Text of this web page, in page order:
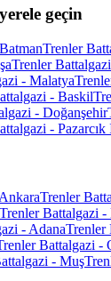
geçin
Trenler
Trenler
- Malatya
- Baskil
- Doğanşehir
- Pazarcık
Trenler
Trenler Battalgazi -
- AdanaTrenler
Battalgazi -
- Muş